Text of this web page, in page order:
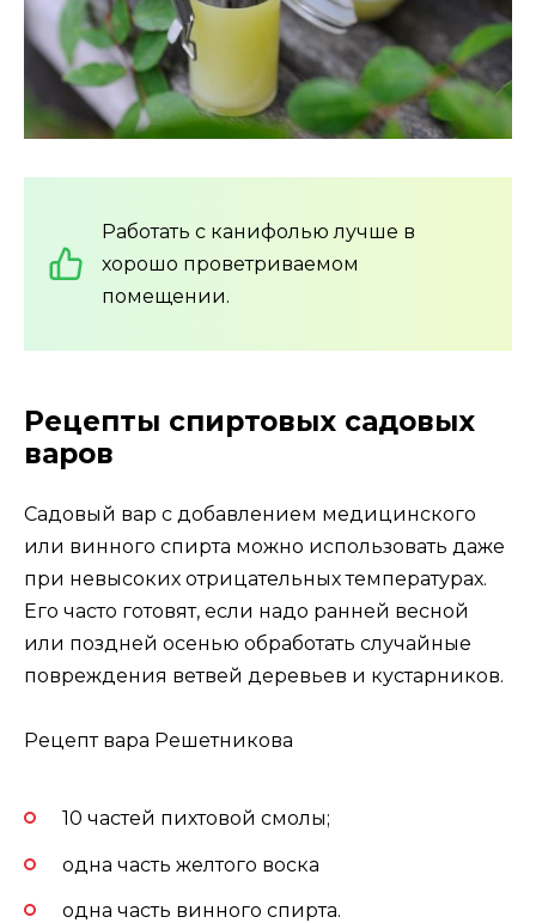
Работать с канифолью лучше в
хорошо проветриваемом
помещении.
Рецепты спиртовых садовых
варов
Садовый вар с добавлением медицинского
или винного спирта можно использовать даже
при невысоких отрицательных температурах.
Его часто готовят, если надо ранней весной
или поздней осенью обработать случайные
повреждения ветвей деревьев и кустарников.
Рецепт вара Решетникова
10 частей пихтовой смолы;
одна часть желтого воска
одна часть винного спирта.